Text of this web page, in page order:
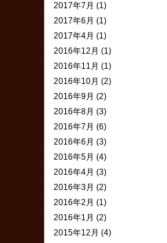
2017年7月 (1)
2017年6月 (1)
2017年4月 (1)
2016年12月 (1)
2016年11月 (1)
2016年10月 (2)
2016年9月 (2)
2016年8月 (3)
2016年7月 (6)
2016年6月 (3)
2016年5月 (4)
2016年4月 (3)
2016年3月 (2)
2016年2月 (1)
2016年1月 (2)
2015年12月 (4)